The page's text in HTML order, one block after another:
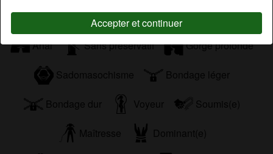
Accepter et continuer
Cuir Latex Costume Extérieur
Anal Sans préservatif Gorge profonde
Sadomasochisme Bondage léger
Bondage dur Voyeur Soumis(e)
Maîtresse Dominant(e)